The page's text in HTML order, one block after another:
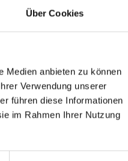
Über Cookies
Medien anbieten zu können
Verwendung unserer
führen diese Informationen
im Rahmen Ihrer Nutzung
Tube
14,95 €